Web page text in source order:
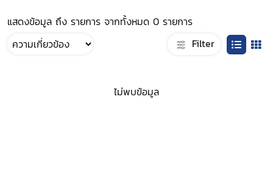
แสดงข้อมูล ถึง รายการ จากทั้งหมด 0 รายการ
Filter
ไม่พบข้อมูล